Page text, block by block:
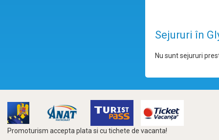
Sejururi în
Nu sunt sejururi
Promoturism accepta plata si cu tichete de vacanta!